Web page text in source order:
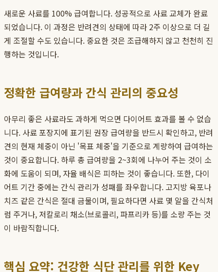
새로운 사료를 100% 급여합니다. 성공적으로 사료 교체가 완료
되었습니다. 이 과정은 반려견의 상태에 따라 2주 이상으로 더 길
게 조절할 수도 있습니다. 중요한 것은 조급해하지 않고 천천히 진
행하는 것입니다.
정확한 급여량과 간식 관리의 중요성
아무리 좋은 사료라도 과하게 먹으면 다이어트 효과를 볼 수 없습
니다. 사료 포장지에 표기된 권장 급여량을 반드시 확인하고, 반려
견의 현재 체중이 아닌 '목표 체중'을 기준으로 계량하여 급여하는
것이 중요합니다. 하루 총 급여량을 2~3회에 나누어 주는 것이 소
화에 도움이 되며, 자율 배식은 피하는 것이 좋습니다. 또한, 다이
어트 기간 중에는 간식 관리가 성패를 좌우합니다. 고지방 육포나
치즈 같은 간식은 절대 금물이며, 필요하다면 사료 몇 알을 간식처
럼 주거나, 저칼로리 채소(브로콜리, 파프리카 등)를 소량 주는 것
이 바람직합니다.
핵심 요약: 건강한 식단 관리를 위한 Key